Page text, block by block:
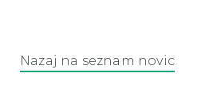
Nazaj na seznam novic